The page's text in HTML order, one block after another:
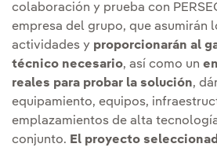
colaboración y prueba con
empresa del grupo, que asumirán
actividades y proporcionarán al
técnico necesario, así como un
reales para probar la solución,
equipamiento, equipos,
emplazamientos de alta
conjunto. El proyecto